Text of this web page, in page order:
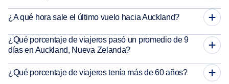
¿A qué hora sale el último vuelo hacia Auckland?
¿Qué porcentaje de viajeros pasó un promedio de 9
días en Auckland, Nueva Zelanda?
¿Qué porcentaje de viajeros tenía más de 60 años?